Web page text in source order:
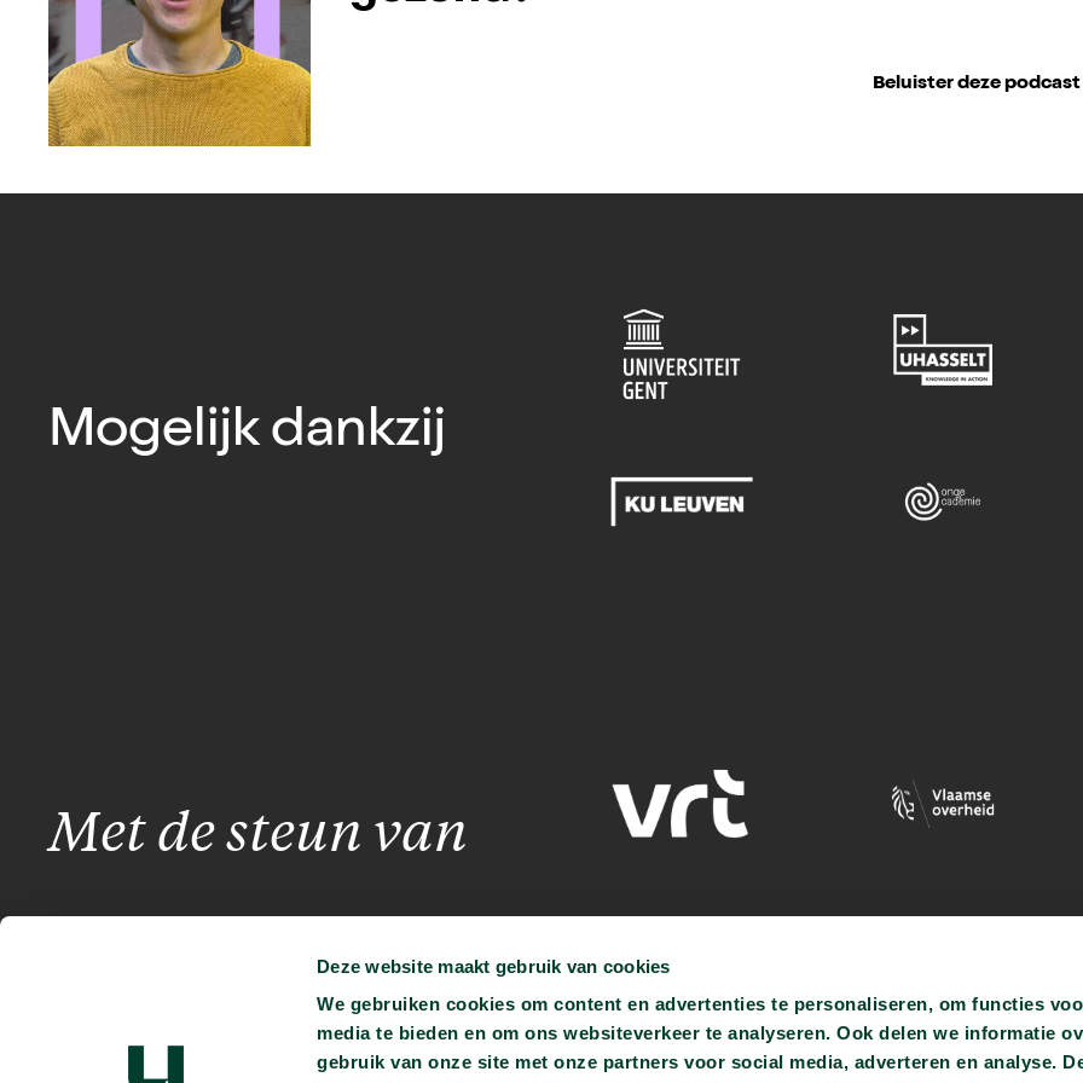
Deze website maakt gebruik van cookies
We gebruiken cookies om content en advertenties te personaliseren, om functies
media te bieden en om ons websiteverkeer te analyseren. Ook delen we informatie
gebruik van onze site met onze partners voor social media, adverteren en analyse.
Beluister deze podcast
Mogelijk dankzij
Met de steun van